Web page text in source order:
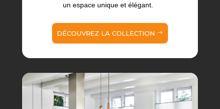
un espace unique et élégant.
DÉCOUVREZ LA COLLECTION